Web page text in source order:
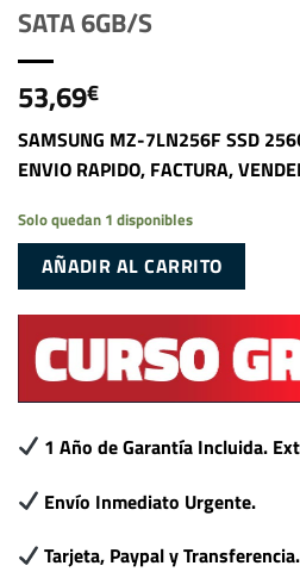
SATA 6GB/S
53,69€
SAMSUNG MZ-7LN256F SSD
ENVIO RAPIDO, FACTURA,
Solo quedan 1 disponibles
AÑADIR AL CARRITO
1 Año de Garantía Incluida.
Envío Inmediato Urgente.
Tarjeta, Paypal y Transferencia.